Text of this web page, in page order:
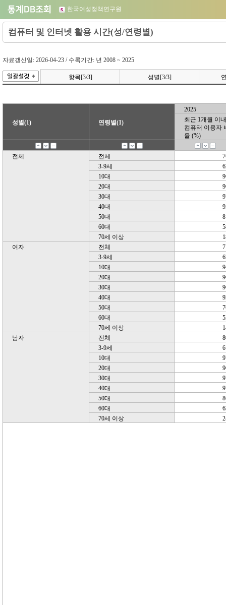
한국여성정책연구원
컴퓨터 및 인터넷 활용 시간(성/연령별)
자료갱신일: 2026-04-23 / 수록기간: 년 2008 ~ 2025
항목[3/3] 성별[3/3]
성별(1) 연령별(1)
2025
최근 1개월 이내
컴퓨터 이용자
율 (%)
전체 전체
3-9세
10대
20대
30대
40대
50대
60대
70세 이상
여자
전체
3-9세
10대
20대
30대
40대
50대
60대
70세 이상
남자
전체
3-9세
10대
20대
30대
40대
50대
60대
70세 이상
성별(1) 연령별(1)
2025
최근 1개월 이내
컴퓨터 이용자
율 (%)